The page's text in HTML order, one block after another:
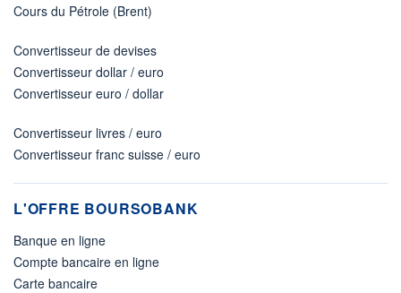
Cours du Pétrole (Brent)
Convertisseur de devises
Convertisseur dollar / euro
Convertisseur euro / dollar
Convertisseur livres / euro
Convertisseur franc suisse / euro
L'OFFRE BOURSOBANK
Banque en ligne
Compte bancaire en ligne
Carte bancaire